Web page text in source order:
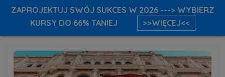
ZAPROJEKTUJ SWÓJ SUKCES W 2026 ---> WYBIERZ
KURSY DO 66% TANIEJ
>>WIĘCEJ<<